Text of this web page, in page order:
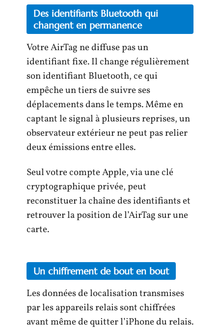
Des identifiants Bluetooth qui
changent en permanence
Votre AirTag ne diffuse pas un
identifiant fixe. Il change régulièrement
son identifiant Bluetooth, ce qui
empêche un tiers de suivre ses
déplacements dans le temps. Même en
captant le signal à plusieurs reprises, un
observateur extérieur ne peut pas relier
deux émissions entre elles.
Seul votre compte Apple, via une clé
cryptographique privée, peut
reconstituer la chaîne des identifiants et
retrouver la position de l’AirTag sur une
carte.
Un chiffrement de bout en bout
Les données de localisation transmises
par les appareils relais sont chiffrées
avant même de quitter l’iPhone du relais.